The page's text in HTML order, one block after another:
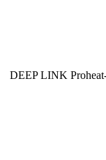
DEEP LINK